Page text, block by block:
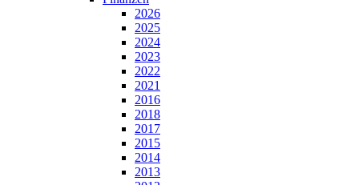
2026
2025
2024
2023
2022
2021
2016
2018
2017
2015
2014
2013